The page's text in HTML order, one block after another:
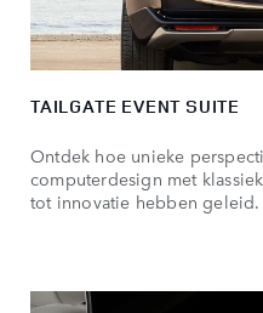
TAILGATE EVENT SUITE
Ontdek hoe unieke
computerdesign met
tot innovatie hebben geleid.